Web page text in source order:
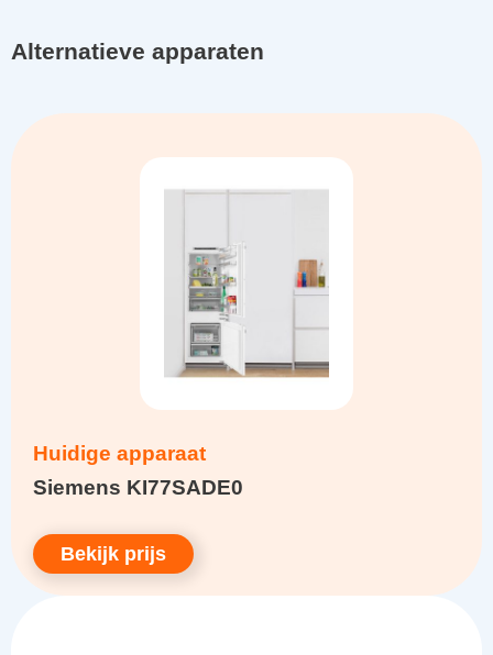
Alternatieve apparaten
Huidige apparaat
Siemens KI77SADE0
Bekijk prijs